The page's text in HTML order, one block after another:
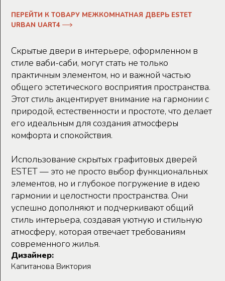
ПЕРЕЙТИ К ТОВАРУ МЕЖКОМНАТНАЯ ДВЕРЬ ESTET
URBAN UART4
Скрытые двери в интерьере, оформленном в
стиле ваби-саби, могут стать не только
практичным элементом, но и важной частью
общего эстетического восприятия пространства.
Этот стиль акцентирует внимание на гармонии с
природой, естественности и простоте, что делает
его идеальным для создания атмосферы
комфорта и спокойствия.
Использование скрытых графитовых дверей
ESTET — это не просто выбор функциональных
элементов, но и глубокое погружение в идею
гармонии и целостности пространства. Они
успешно дополняют и подчеркивают общий
стиль интерьера, создавая уютную и стильную
атмосферу, которая отвечает требованиям
современного жилья.
Дизайнер:
Капитанова Виктория